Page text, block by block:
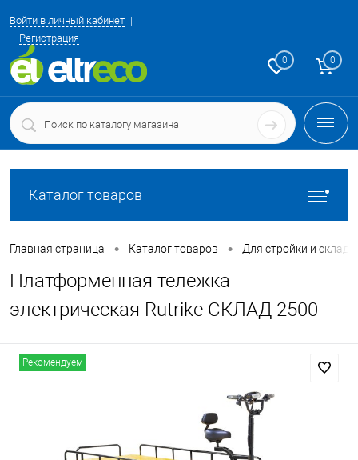
Войти в личный кабинет
Регистрация
0 0
Каталог товаров
Главная страница • Каталог товаров • Для стройки и склада
Платформенная тележка
электрическая Rutrike СКЛАД 2500
Рекомендуем